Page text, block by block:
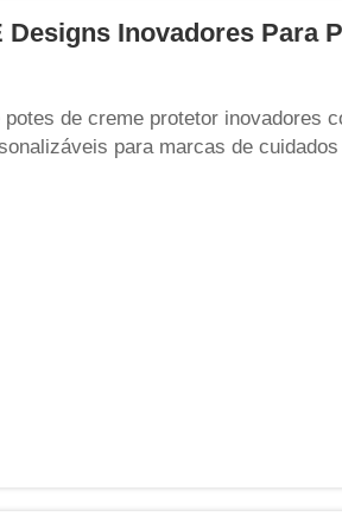
Inovadores Para
de creme protetor inovadores
para marcas de